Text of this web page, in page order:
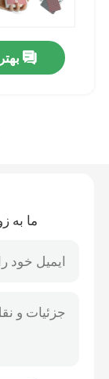
لنزهای تماس
ما به